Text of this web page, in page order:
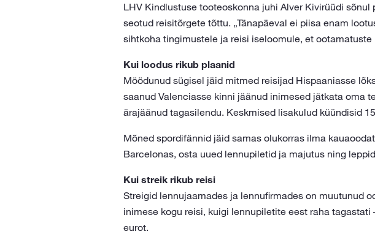
LHV Kindlustuse tooteoskonna juhi Alver Kivirüüdi
seotud reisitõrgete tõttu. „Tänapäeval ei piisa enam
sihtkoha tingimustele ja reisi iseloomule, et
Kui loodus rikub plaanid
Möödunud sügisel jäid mitmed reisijad Hispaaniasse
saanud Valenciasse kinni jäänud inimesed jätkata oma
ärajäänud tagasilendu. Keskmised lisakulud küündisid
Mõned spordifännid jäid samas olukorras ilma
Barcelonas, osta uued lennupiletid ja majutus ning
Kui streik rikub reisi
Streigid lennujaamades ja lennufirmades on muutunud
inimese kogu reisi, kuigi lennupiletite eest raha
eurot.